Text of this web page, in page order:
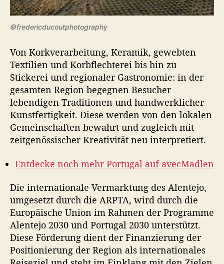
©fredericducoutphotography
Von Korkverarbeitung, Keramik, gewebten
Textilien und Korbflechterei bis hin zu
Stickerei und regionaler Gastronomie: in der
gesamten Region begegnen Besucher
lebendigen Traditionen und handwerklicher
Kunstfertigkeit. Diese werden von den lokalen
Gemeinschaften bewahrt und zugleich mit
zeitgenössischer Kreativität neu interpretiert.
Entdecke noch mehr Portugal auf avecMadlen
Die internationale Vermarktung des Alentejo,
umgesetzt durch die ARPTA, wird durch die
Europäische Union im Rahmen der Programme
Alentejo 2030 und Portugal 2030 unterstützt.
Diese Förderung dient der Finanzierung der
Positionierung der Region als internationales